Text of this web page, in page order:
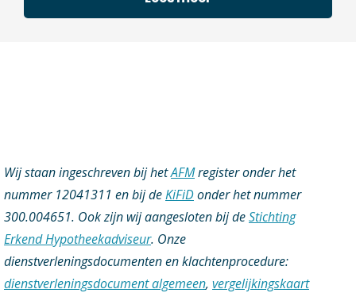
Wij staan ingeschreven bij hetAFMregister onder het
nummer 12041311 en bij deKiFiDonder het nummer
300.004651. Ook zijn wij aangesloten bij deStichting
Erkend Hypotheekadviseur. Onze
dienstverleningsdocumenten en klachtenprocedure:
dienstverleningsdocument algemeen, vergelijkingskaart